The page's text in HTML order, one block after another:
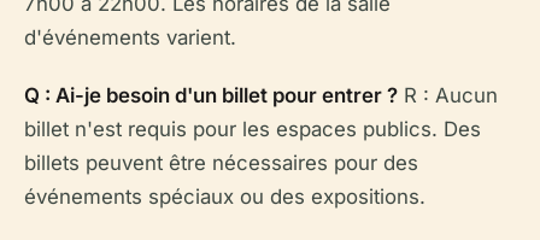
d'événements varient.
Q : Ai-je besoin d'un billet pour entrer ? R : Aucun
billet n'est requis pour les espaces publics. Des
billets peuvent être nécessaires pour des
événements spéciaux ou des expositions.